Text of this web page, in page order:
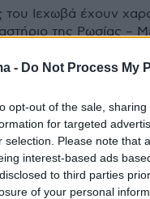
- Do Not Process My
opt-out of the sale,
for targeted
selection. Please note that
interest-based ads
to third parties
of your personal
Ιεχωβά έχουν
της Ρωσίας –
δεν άφηνε
από τους
γιατί